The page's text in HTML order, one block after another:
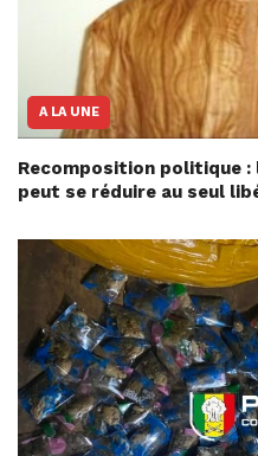
A LA UNE
Recomposition politique :
peut se réduire au seul